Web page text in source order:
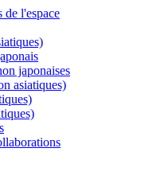
de l'espace
japonaises
asiatiques)